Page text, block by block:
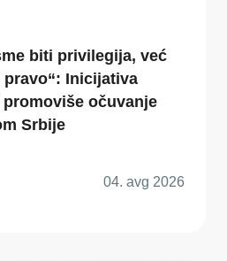
biti privilegija, već
Inicijativa
promoviše očuvanje
Srbije
04. avg 2026